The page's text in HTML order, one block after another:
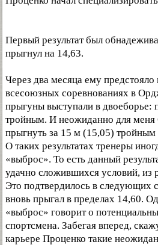
Первый результат был
прыгнул на 14,63.
Через два месяца ему предстояло
всесоюзных соревнованиях в
прыгуны выступали в двоеборье:
тройным. И неожиданно для меня
прыгнуть за 15 м (15,05) тройным
О таких результатах тренеры
«выброс». То есть данный
удачно сложившихся условий, из
Это подтвердилось в следующих
вновь прыгал в пределах 14,60.
«выброс» говорит о
спортсмена. Забегая вперед,
карьере Проценко такие